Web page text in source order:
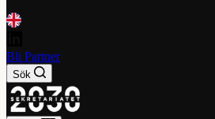
Bli Partner
Sök